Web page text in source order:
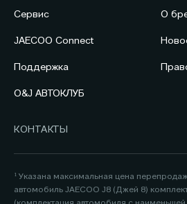
Сервис
JAECOO Connect
Поддержка
O&J АВТОКЛУБ
О
КОНТАКТЫ
¹ Указана максимальная цена
автомобиль JAECOO J8 (Джей 8)